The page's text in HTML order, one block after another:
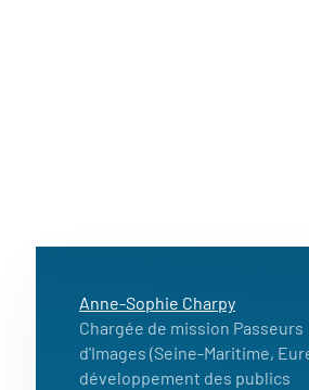
Anne-Sophie Charpy
Chargée de mission Passeurs
d'Images (Seine-Maritime,
développement des publics